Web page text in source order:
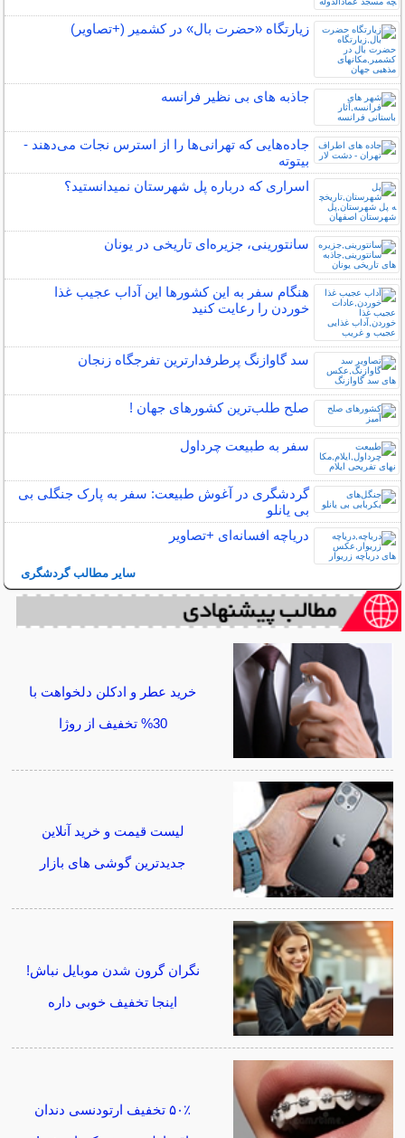
زیارتگاه «حضرت بال» در کشمیر (+تصاویر)
جاذبه های بی نظیر فرانسه
جاده‌هایی که تهرانی‌ها را از استرس نجات می‌دهند -
بیتوته
اسراری که درباره پل شهرستان نمیدانستید؟
سانتورینی، جزیره‌ای تاریخی در یونان
هنگام سفر به این کشورها این آداب عجیب غذا
خوردن را رعایت کنید
سد گاوازنگ پرطرفدارترین تفرجگاه زنجان
صلح‌ طلب‌ترین کشورهای جهان !
سفر به طبیعت چرداول
گردشگری در آغوش طبیعت: سفر به پارک جنگلی بی
بی یانلو
دریاچه افسانه‌ای +تصاویر
سایر مطالب گردشگری
خرید عطر و ادکلن دلخواهت با
30% تخفیف از روژا
لیست قیمت و خرید آنلاین
جدیدترین گوشی های بازار
نگران گرون شدن موبایل نباش!
اینجا تخفیف خوبی داره
۵۰٪ تخفیف ارتودنسی دندان